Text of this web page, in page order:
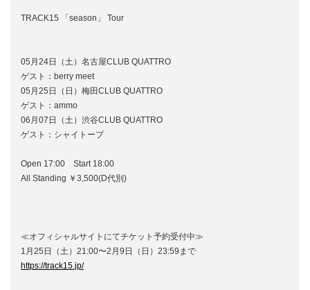
TRACK15 「season」 Tour
05月24日（土）名古屋CLUB QUATTRO
ゲスト：berry meet
05月25日（日）梅田CLUB QUATTRO
ゲスト：ammo
06月07日（土）渋谷CLUB QUATTRO
ゲスト：シャイトープ
Open 17:00 Start 18:00
All Standing ￥3,500(D代別)
≪オフィシャルサイトにてチケット予約受付中≫
1月25日（土）21:00〜2月9日（日）23:59まで
https://track15.jp/